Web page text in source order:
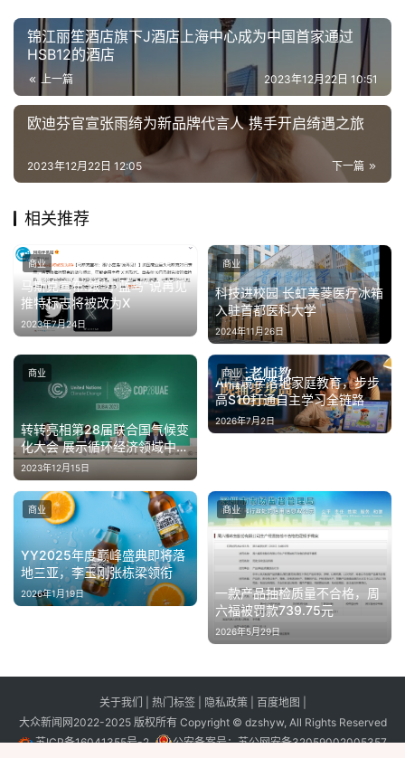
锦江丽笙酒店旗下J酒店上海中心成为中国首家通过
HSB12的酒店
上一篇 2023年12月22日 10:51
欧迪芬官宣张雨绮为新品牌代言人 携手开启绮遇之旅
下一篇
2023年12月22日 12:05
相关推荐
马斯克宣布:跟“小蓝鸟”说再见
推特标志将被改为X
2023年7月24日
商业
科技进校园 长虹美菱医疗冰箱
入驻首都医科大学
2024年11月26日
商业
转转亮相第28届联合国气候变
化大会 展示循环经济领域中国
前沿实践
2023年12月15日
商业
AI情境学落地家庭教育，步步
高S10打通自主学习全链路
2026年7月2日
商业
YY2025年度巅峰盛典即将落
地三亚，李玉刚张栋梁领衔
2026年1月19日
商业
一款产品抽检质量不合格，周
六福被罚款739.75元
2026年5月29日
商业
关于我们 热门标签 隐私政策 百度地图
大众新闻网2022-2025 版权所有 Copyright © dzshyw, All Rights Reserved
苏ICP备16041355号-2
公安备案号：苏公网安备32059002005357